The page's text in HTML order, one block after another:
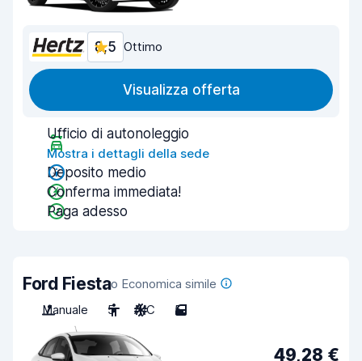
8,5 Ottimo
Visualizza offerta
Ufficio di autonoleggio
Mostra i dettagli della sede
Deposito medio
Conferma immediata!
Paga adesso
Ford Fiestao Economica simile
Manuale
5 A/C 5
49,28 €